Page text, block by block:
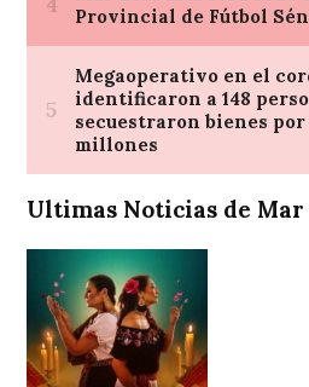
Ultimas Noticias de